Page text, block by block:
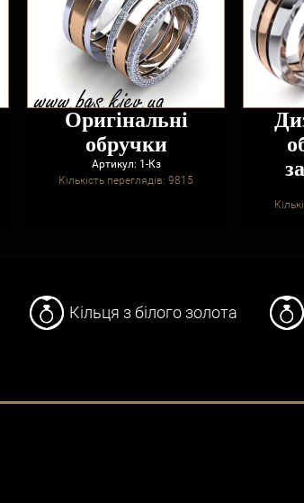
Оригінальні
обручки
Артикул: 1-Кз
Кількість переглядів: 9815
Кільця з білого золота